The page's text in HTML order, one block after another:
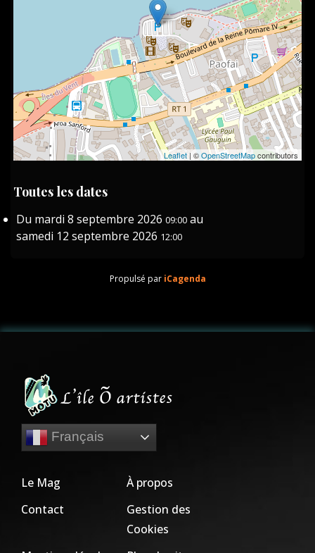
Leaflet| ©OpenStreetMapcontributors
Toutes les dates
Du mardi 8 septembre 2026 09:00 au
samedi 12 septembre 2026 12:00
Propulsé par iCagenda
Français
Le Mag
À propos
Contact
Gestion des
Cookies